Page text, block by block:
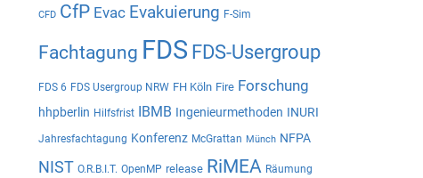
CFD CfP Evac Evakuierung F-Sim
Fachtagung FDS FDS-Usergroup
FDS 6 FDS Usergroup NRW FH Köln Fire Forschung
hhpberlin Hilfsfrist IBMB Ingenieurmethoden INURI
Jahresfachtagung Konferenz McGrattan Münch NFPA
NIST O.R.B.I.T. OpenMP release RiMEA Räumung